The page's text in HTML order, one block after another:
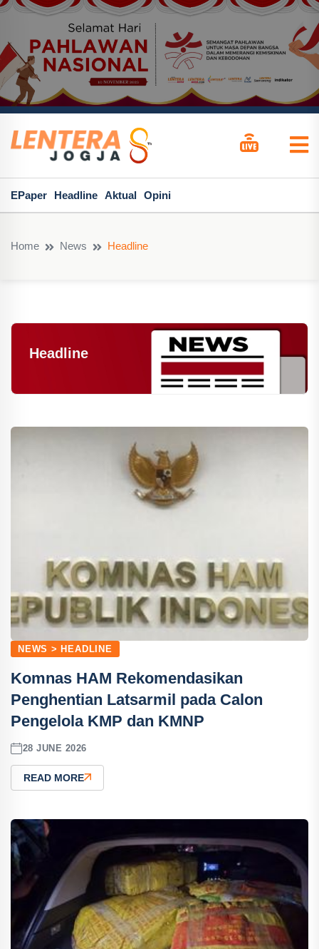
EPaper Headline Aktual Opini
Home News Headline
Headline
NEWS > HEADLINE
Komnas HAM Rekomendasikan
Penghentian Latsarmil pada Calon
Pengelola KMP dan KMNP
28 JUNE 2026
READ MORE